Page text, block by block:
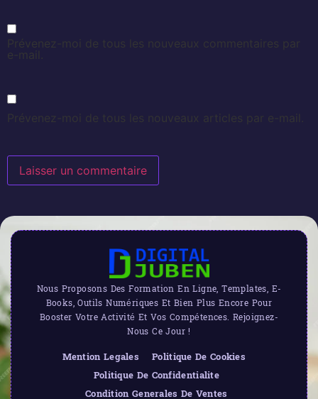
Prévenez-moi de tous les nouveaux commentaires par
e-mail.
Prévenez-moi de tous les nouveaux articles par e-mail.
Nous Proposons Des Formation En Ligne, Templates, E-
Books, Outils Numériques Et Bien Plus Encore Pour
Booster Votre Activité Et Vos Compétences. Rejoignez-
Nous Ce Jour !
Mention Legales
Politique De Cookies
Politique De Confidentialite
Condition Generales De Ventes